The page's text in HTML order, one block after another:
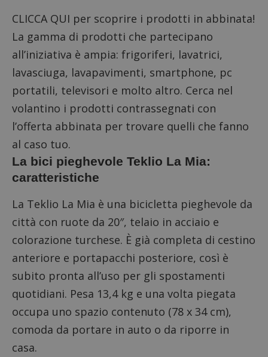
CLICCA QUI per scoprire i prodotti in abbinata!
La gamma di prodotti che partecipano
all’iniziativa è ampia: frigoriferi, lavatrici,
lavasciuga, lavapavimenti, smartphone, pc
portatili, televisori e molto altro. Cerca nel
volantino i prodotti contrassegnati con
l’offerta abbinata per trovare quelli che fanno
al caso tuo.
La bici pieghevole Teklio La Mia:
caratteristiche
La Teklio La Mia è una bicicletta pieghevole da
città con ruote da 20″, telaio in acciaio e
colorazione turchese. È già completa di cestino
anteriore e portapacchi posteriore, così è
subito pronta all’uso per gli spostamenti
quotidiani. Pesa 13,4 kg e una volta piegata
occupa uno spazio contenuto (78 x 34 cm),
comoda da portare in auto o da riporre in
casa.